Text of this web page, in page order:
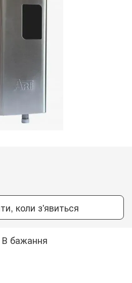
коли з'явиться
В бажання